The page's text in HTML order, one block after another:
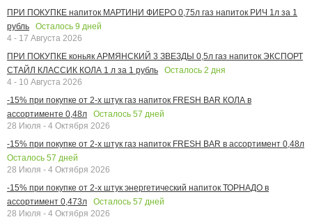
ПРИ ПОКУПКЕ напиток МАРТИНИ ФИЕРО 0,75л газ напиток РИЧ 1л за 1
рубль
Осталось 9 дней
4 - 17 Августа 2026
ПРИ ПОКУПКЕ коньяк АРМЯНСКИЙ 3 ЗВЕЗДЫ 0,5л газ напиток ЭКСПОРТ
СТАЙЛ КЛАССИК КОЛА 1 л за 1 рубль
Осталось 2 дня
4 - 10 Августа 2026
-15% при покупке от 2-х штук газ напиток FRESH BAR КОЛА в
ассортименте 0,48л
Осталось 57 дней
28 Июля - 4 Октября 2026
-15% при покупке от 2-х штук газ напиток FRESH BAR в ассортимент 0,48л
Осталось 57 дней
28 Июля - 4 Октября 2026
-15% при покупке от 2-х штук энергетический напиток ТОРНАДО в
ассортимент 0,473л
Осталось 57 дней
28 Июля - 4 Октября 2026